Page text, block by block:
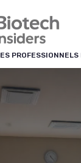
des cookies